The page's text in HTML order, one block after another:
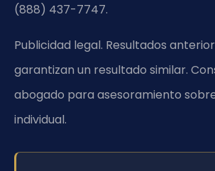
(888) 437-7747.
Publicidad legal. Resultados
garantizan un resultado similar.
abogado para asesoramiento
individual.